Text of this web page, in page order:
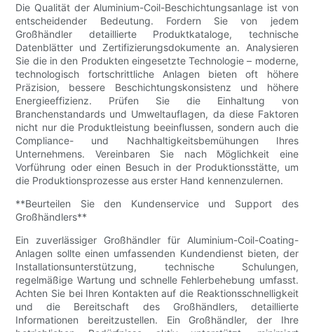
Die Qualität der Aluminium-Coil-Beschichtungsanlage ist von
entscheidender Bedeutung. Fordern Sie von jedem
Großhändler detaillierte Produktkataloge, technische
Datenblätter und Zertifizierungsdokumente an. Analysieren
Sie die in den Produkten eingesetzte Technologie – moderne,
technologisch fortschrittliche Anlagen bieten oft höhere
Präzision, bessere Beschichtungskonsistenz und höhere
Energieeffizienz. Prüfen Sie die Einhaltung von
Branchenstandards und Umweltauflagen, da diese Faktoren
nicht nur die Produktleistung beeinflussen, sondern auch die
Compliance- und Nachhaltigkeitsbemühungen Ihres
Unternehmens. Vereinbaren Sie nach Möglichkeit eine
Vorführung oder einen Besuch in der Produktionsstätte, um
die Produktionsprozesse aus erster Hand kennenzulernen.
**Beurteilen Sie den Kundenservice und Support des
Großhändlers**
Ein zuverlässiger Großhändler für Aluminium-Coil-Coating-
Anlagen sollte einen umfassenden Kundendienst bieten, der
Installationsunterstützung, technische Schulungen,
regelmäßige Wartung und schnelle Fehlerbehebung umfasst.
Achten Sie bei Ihren Kontakten auf die Reaktionsschnelligkeit
und die Bereitschaft des Großhändlers, detaillierte
Informationen bereitzustellen. Ein Großhändler, der Ihre